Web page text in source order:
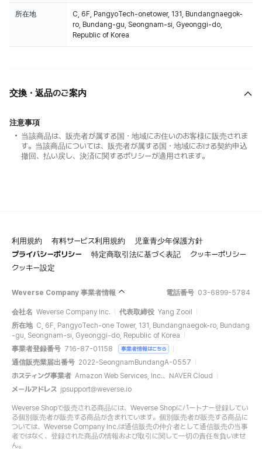
所在地
C, 6F, PangyoTech-onetower, 131, Bundangnaegok-
ro, Bundang-gu, Seongnam-si, Gyeonggi-do,
Republic of Korea
交換・返品のご案内
注意事項
当該商品は、販売者が属する国・地域にお住いのお客様に販売されま
す。当該商品については、販売者が属する国・地域における契約申込
撤回、払い戻し、決済に関するポリシーが適用されます。
利用規約 有料サービス利用規約
児童青少年保護方針
プライバシーポリシー
特定商取引法に基づく表記
クッキーポリシー
クッキー設定
Weverse Company 事業者情報 電話番号 03-6899-5784
会社名 Weverse Company Inc. 代表取締役 Yang Zooil
所在地 C, 6F, PangyoTech-one Tower, 131, Bundangnaegok-ro, Bundang
-gu, Seongnam-si, Gyeonggi-do, Republic of Korea
事業者登録番号 716-87-01158 事業者情報はこちら
通信販売業届出番号 2022-SeongnamBundangA-0557
ホスティング事業者 Amazon Web Services, Inc.、NAVER Cloud
メールアドレス jpsupport@weverse.io
Weverse Shopで販売される商品には、Weverse Shopにパートナー登録してい
る個別販売者が販売する商品が含まれています。個別販売者が販売する商品に
ついては、Weverse Company Inc.は通信販売の仲介者として通信販売の当事
者ではなく、登録された商品の情報および取引に関して一切の責任を負いませ
ん。